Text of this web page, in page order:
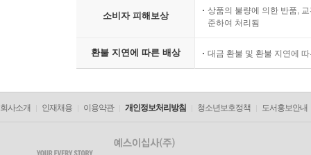
소비자 피해보상
상품의 불량에 의한 반품,
준하여 처리됨
환불 지연에 따른 배상 대금 환불 및 환불 지연에
회사소개 인재채용 이용약관 개인정보처리방침 청소년보호정책 도서홍보안내